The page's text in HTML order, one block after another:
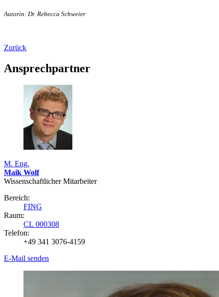
Autorin: Dr. Rebecca Schweier
Zurück
Ansprechpartner
M. Eng.
Maik Wolf
Wissenschaftlicher Mitarbeiter
Bereich:
FING
Raum:
CL 000308
Telefon:
+49 341 3076-4159
E-Mail senden